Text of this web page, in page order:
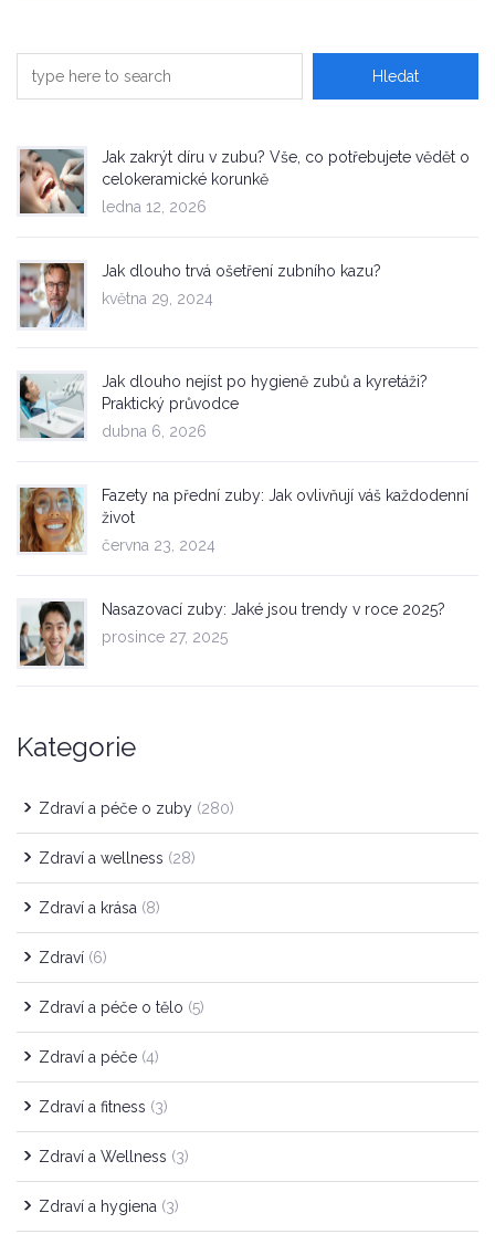
Jak zakrýt díru v zubu? Vše, co potřebujete vědět o
celokeramické korunkě
ledna 12, 2026
Jak dlouho trvá ošetření zubního kazu?
května 29, 2024
Jak dlouho nejíst po hygieně zubů a kyretáži?
Praktický průvodce
dubna 6, 2026
Fazety na přední zuby: Jak ovlivňují váš každodenní
život
června 23, 2024
Nasazovací zuby: Jaké jsou trendy v roce 2025?
prosince 27, 2025
Kategorie
Zdraví a péče o zuby (280)
Zdraví a wellness (28)
Zdraví a krása (8)
Zdraví (6)
Zdraví a péče o tělo (5)
Zdraví a péče (4)
Zdraví a fitness (3)
Zdraví a Wellness (3)
Zdraví a hygiena (3)